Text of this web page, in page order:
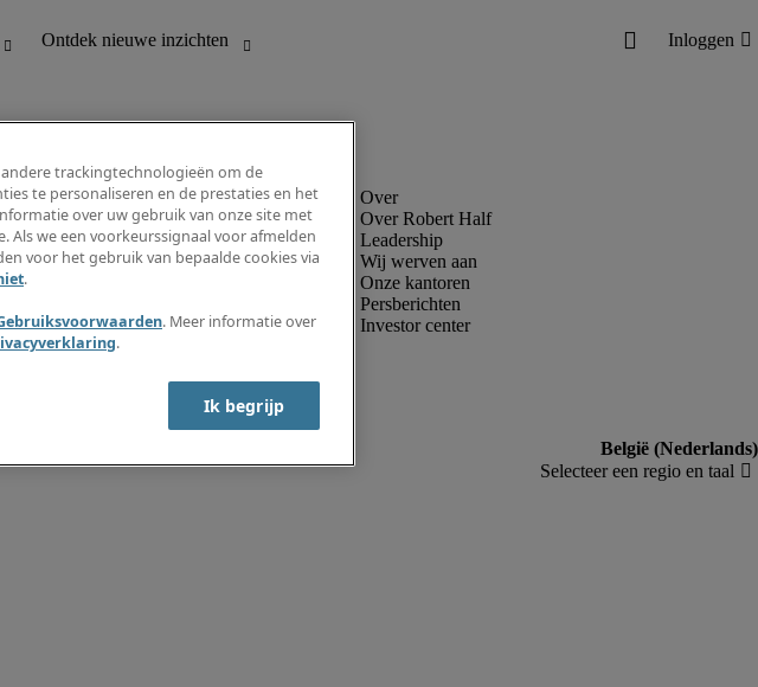
nieuwe inzichten
een jobalert aan
Over Robert Half
Leadership
Wij werven aan
Onze kantoren
Persberichten
Investor center
trackingtechnologieën om de
te personaliseren en de prestaties en het
over uw gebruik van onze site met
Als we een voorkeurssignaal voor afmelden
voor het gebruik van bepaalde cookies via
.
. Meer informatie over
.
Ik begrijp